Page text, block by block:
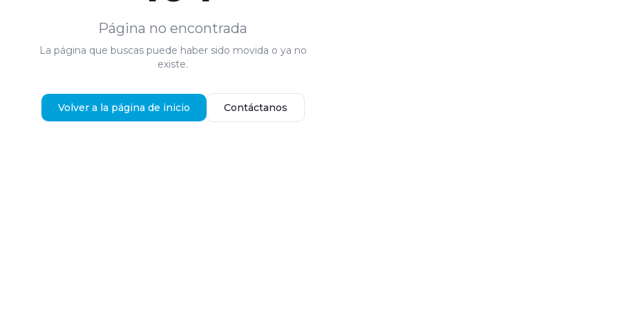
Página no encontrada
La página que buscas puede haber sido movida o ya no
existe.
Volver a la página de inicio Contáctanos